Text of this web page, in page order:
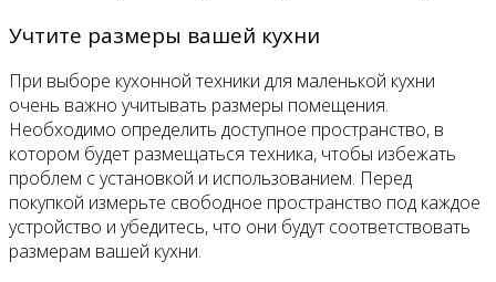
Учтите размеры вашей кухни
При выборе кухонной техники для маленькой кухни
очень важно учитывать размеры помещения.
Необходимо определить доступное пространство, в
котором будет размещаться техника, чтобы избежать
проблем с установкой и использованием. Перед
покупкой измерьте свободное пространство под каждое
устройство и убедитесь, что они будут соответствовать
размерам вашей кухни.